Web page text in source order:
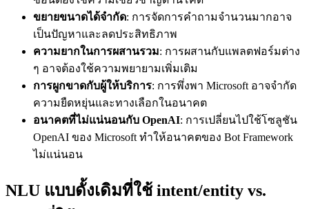
ขยายขนาดได้จำกัด: การจัดการคำถามจำนวนมากอาจ
เป็นปัญหาและลดประสิทธิภาพ
ความยากในการผสานรวม: การผสานกับแพลตฟอร์มต่าง
ๆ อาจต้องใช้ความพยายามเพิ่มเติม
การผูกขาดกับผู้ให้บริการ: การพึ่งพา Microsoft อาจจำกัด
ความยืดหยุ่นและทางเลือกในอนาคต
อนาคตที่ไม่แน่นอนกับ OpenAI: การเปลี่ยนไปใช้โซลูชัน
OpenAI ของ Microsoft ทำให้อนาคตของ Bot Framework
ไม่แน่นอน
NLU แบบดั้งเดิมที่ใช้ intent/entity vs.